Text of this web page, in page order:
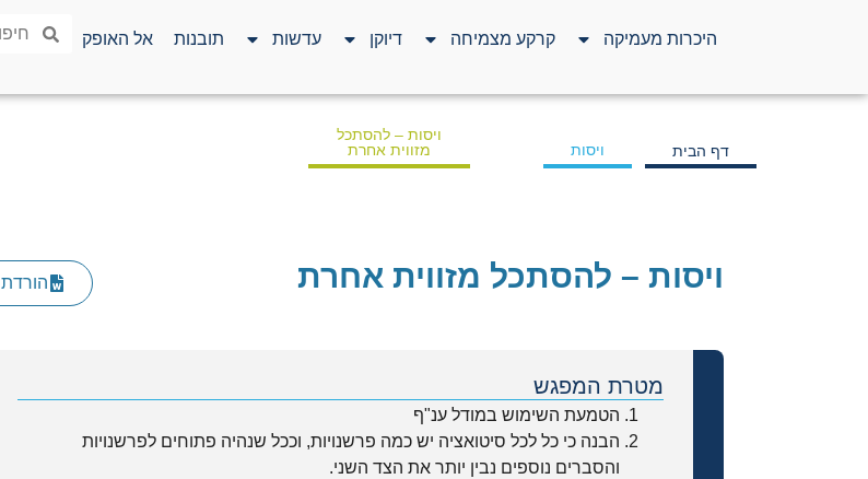
היכרות מעמיקה קרקע מצמיחה דיוקן עדשות תובנות אל האופק
דף הבית ויסות
ויסות – להסתכל
מזווית אחרת
ויסות – להסתכל מזווית אחרת הורדת Word >
מטרת המפגש
הטמעת השימוש במודל ענ"ף
הבנה כי כל לכל סיטואציה יש כמה פרשנויות, וככל שנהיה פתוחים לפרשנויות
והסברים נוספים נבין יותר את הצד השני.